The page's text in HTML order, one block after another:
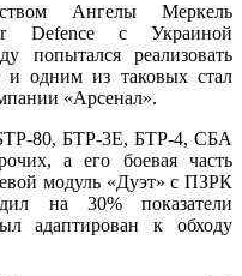
Ангелы Меркель
Defence с Украиной
попытался реализовать
одним из таковых стал
«Арсенал».
80, БТР-3Е, БТР-4, СБА
а его боевая часть
модуль «Дуэт» с ПЗРК
на 30% показатели
адаптирован к обходу